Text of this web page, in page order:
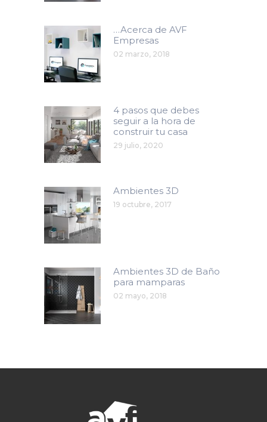
…Acerca de AVF
Empresas
02 marzo, 2018
4 pasos que debes
seguir a la hora de
construir tu casa
29 julio, 2020
Ambientes 3D
19 octubre, 2017
Ambientes 3D de Baño
para mamparas
02 mayo, 2018